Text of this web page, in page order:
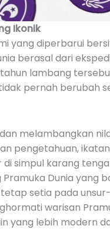
Ikonik
yang diperbarui
berasal dari
lambang
pernah berubah
melambangkan
pengetahuan,
di simpul karang
Dunia yang
setia pada
warisan
yang lebih modern